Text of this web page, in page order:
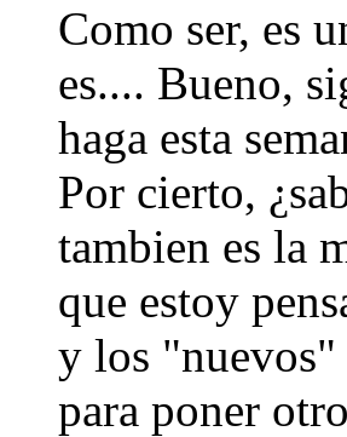
Como ser, es
es.... Bueno,
haga esta
Por cierto,
tambien es la
que estoy
y los "nuevos"
para poner